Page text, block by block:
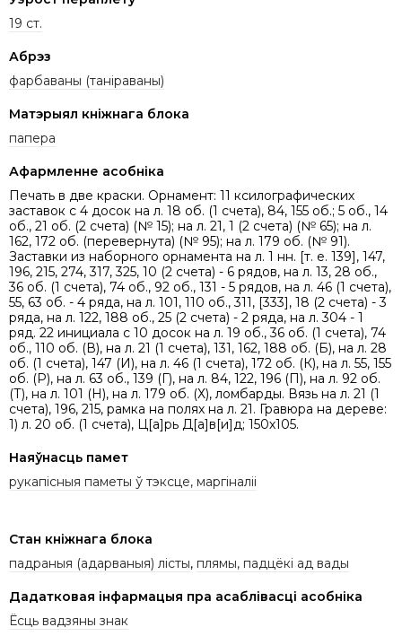
19 ст.
Абрэз
фарбаваны (таніраваны)
Матэрыял кніжнага блока
папера
Афармленне асобніка
Печать в две краски. Орнамент: 11 ксилографических
заставок с 4 досок на л. 18 об. (1 счета), 84, 155 об.; 5 об., 14
об., 21 об. (2 счета) (№ 15); на л. 21, 1 (2 счета) (№ 65); на л.
162, 172 об. (перевернута) (№ 95); на л. 179 об. (№ 91).
Заставки из наборного орнамента на л. 1 нн. [т. е. 139], 147,
196, 215, 274, 317, 325, 10 (2 счета) - 6 рядов, на л. 13, 28 об.,
36 об. (1 счета), 74 об., 92 об., 131 - 5 рядов, на л. 46 (1 счета),
55, 63 об. - 4 ряда, на л. 101, 110 об., 311, [333], 18 (2 счета) - 3
ряда, на л. 122, 188 об., 25 (2 счета) - 2 ряда, на л. 304 - 1
ряд. 22 инициала с 10 досок на л. 19 об., 36 об. (1 счета), 74
об., 110 об. (В), на л. 21 (1 счета), 131, 162, 188 об. (Б), на л. 28
об. (1 счета), 147 (И), на л. 46 (1 счета), 172 об. (К), на л. 55, 155
об. (Р), на л. 63 об., 139 (Г), на л. 84, 122, 196 (П), на л. 92 об.
(Т), на л. 101 (Н), на л. 179 об. (Х), ломбарды. Вязь на л. 21 (1
счета), 196, 215, рамка на полях на л. 21. Гравюра на дереве:
1) л. 20 об. (1 счета), Ц[а]рь Д[а]в[и]д; 150х105.
Наяўнасць памет
рукапісныя паметы ў тэксце, маргіналіі
Стан кніжнага блока
падраныя (адарваныя) лісты, плямы, падцёкі ад вады
Дадатковая інфармацыя пра асаблівасці асобніка
Ёсць вадзяны знак